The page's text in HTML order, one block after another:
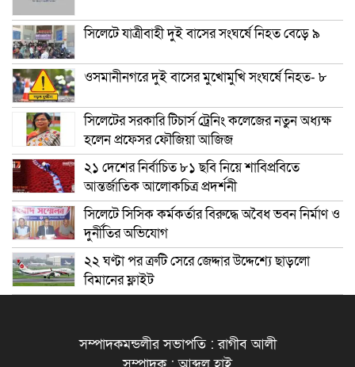
সিলেটে যাত্রীবাহী দুই বাসের সংঘর্ষে নিহত বেড়ে ৯
ওসমানীনগরে দুই বাসের মুখোমুখি সংঘর্ষে নিহত- ৮
সিলেটের সরকারি টিচার্স ট্রেনিং কলেজের নতুন অধ্যক্ষ
হলেন প্রফেসর ফৌজিয়া আজিজ
২১ দেশের নির্বাচিত ৮১ ছবি নিয়ে শাবিপ্রবিতে
আন্তর্জাতিক আলোকচিত্র প্রদর্শনী
সিলেটে সিসিক কর্মকর্তার বিরুদ্ধে অবৈধ ভবন নির্মাণ ও
দুর্নীতির অভিযোগ
২২ ঘণ্টা পর ত্রুটি সেরে জেদ্দার উদ্দেশ্যে ছাড়লো
বিমানের ফ্লাইট
সম্পাদকমন্ডলীর সভাপতি : রাগীব আলী